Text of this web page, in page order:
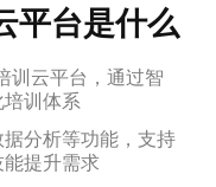
平台是什么
训云平台，通过智
训体系
分析等功能，支持
提升需求